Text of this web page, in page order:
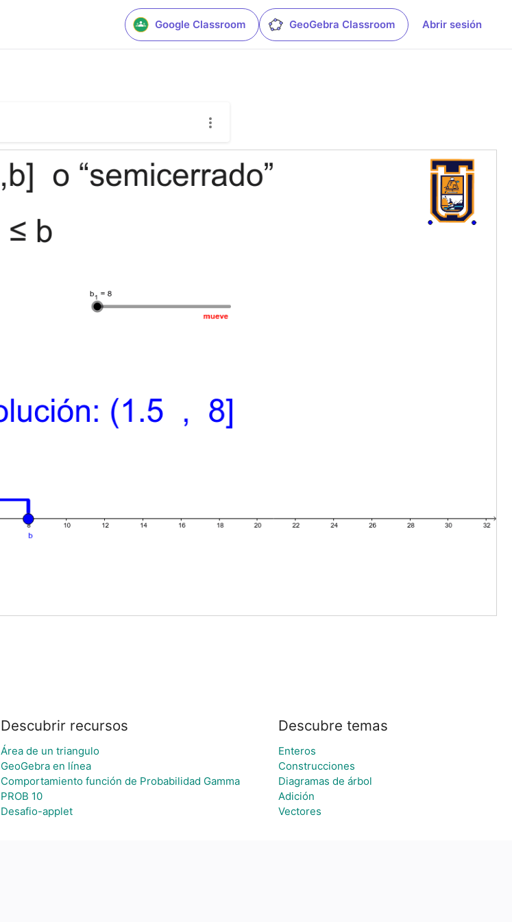
Google Classroom GeoGebra Classroom Abrir sesión
Descubrir recursos
Área de un triangulo
GeoGebra en línea
Comportamiento función de Probabilidad Gamma
PROB 10
Desafio-applet
Descubre temas
Enteros
Construcciones
Diagramas de árbol
Adición
Vectores